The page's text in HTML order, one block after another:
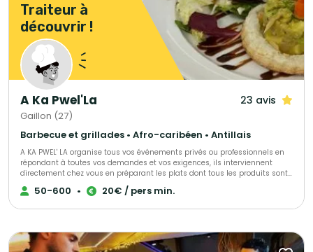
Traiteur à
découvrir !
A Ka Pwel'La 23 avis
Gaillon (27)
Barbecue et grillades • Afro-caribéen • Antillais
A KA PWEL' LA organise tous vos événements privés ou professionnels en
répondant à toutes vos demandes et vos exigences, ils interviennent
directement chez vous en préparant les plats dont tous les produits sont
frais et antillais. Tout est personnalisable et ajustable selon vos envies.
50-600 • 20€ / pers min.